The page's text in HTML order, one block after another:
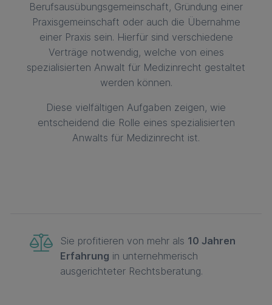
Berufsausübungsgemeinschaft, Gründung einer
Praxisgemeinschaft oder auch die Übernahme
einer Praxis sein. Hierfür sind verschiedene
Verträge notwendig, welche von eines
spezialisierten Anwalt für Medizinrecht gestaltet
werden können.
Diese vielfältigen Aufgaben zeigen, wie
entscheidend die Rolle eines spezialisierten
Anwalts für Medizinrecht ist.
Sie profitieren von mehr als 10 Jahren
Erfahrung in unternehmerisch
ausgerichteter Rechtsberatung.